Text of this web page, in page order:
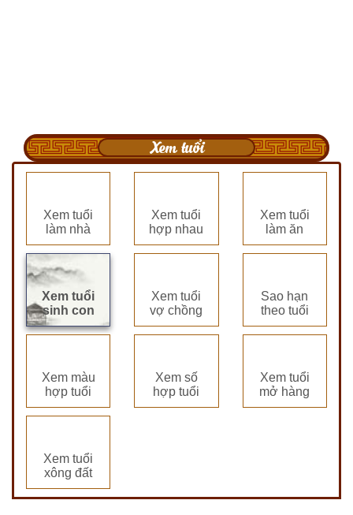
Xem tuổi
Xem tuổi
làm nhà
Xem tuổi
hợp nhau
Xem tuổi
làm ăn
Xem tuổi
sinh con
Xem tuổi
vợ chồng
Sao hạn
theo tuổi
Xem màu
hợp tuổi
Xem số
hợp tuổi
Xem tuổi
mở hàng
Xem tuổi
xông đất